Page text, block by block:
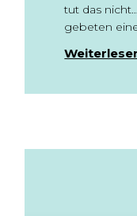
tut das
gebeten